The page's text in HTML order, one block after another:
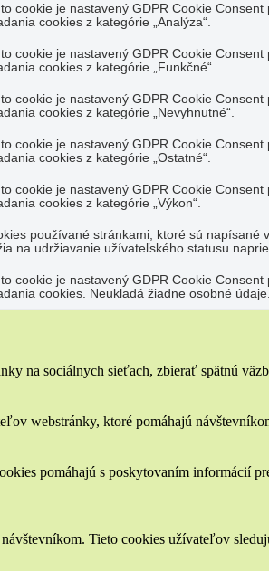
cookie je nastavený GDPR Cookie
cookies z kategórie „Analýza“.
cookie je nastavený GDPR Cookie
cookies z kategórie „Funkčné“.
cookie je nastavený GDPR Cookie
cookies z kategórie „Nevyhnutné“.
cookie je nastavený GDPR Cookie
cookies z kategórie „Ostatné“.
cookie je nastavený GDPR Cookie
cookies z kategórie „Výkon“.
používané stránkami, ktoré sú napísané
na udržiavanie užívateľského statusu
cookie je nastavený GDPR Cookie
cookies. Neukladá žiadne osobné údaje.
na sociálnych sieťach, zbierať spätnú
webstránky, ktoré pomáhajú
pomáhajú s poskytovaním informácií
Tieto cookies užívateľov